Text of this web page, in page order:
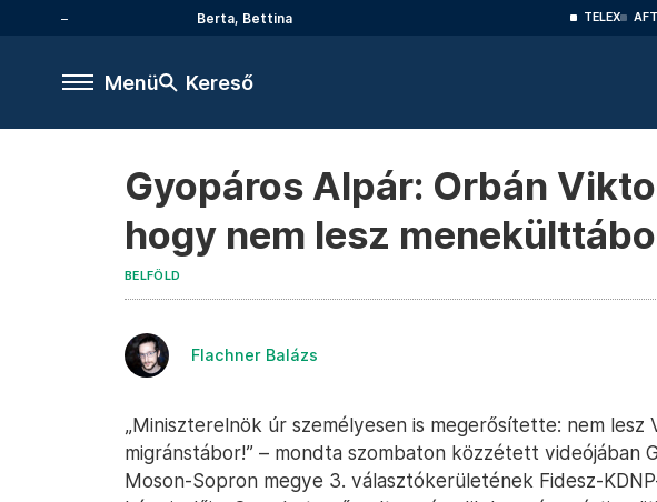
Berta, Bettina TELEX
Menü Kereső
Gyopáros Alpár: Orbán
hogy nem lesz
BELFÖLD
Flachner Balázs
„Miniszterelnök úr személyesen is megerősítette: nem lesz
migránstábor!” – mondta szombaton közzétett videójában
Moson-Sopron megye 3. választókerületének Fidesz-